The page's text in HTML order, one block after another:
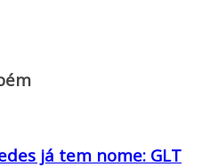
já tem nome: GLT